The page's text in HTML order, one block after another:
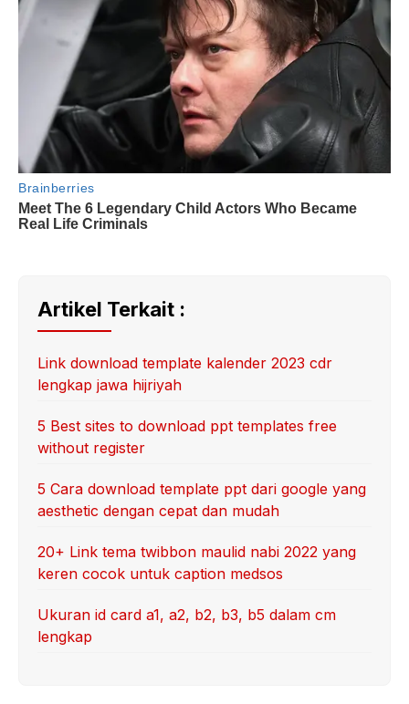
Artikel Terkait :
Link download template kalender 2023 cdr
lengkap jawa hijriyah
5 Best sites to download ppt templates free
without register
5 Cara download template ppt dari google yang
aesthetic dengan cepat dan mudah
20+ Link tema twibbon maulid nabi 2022 yang
keren cocok untuk caption medsos
Ukuran id card a1, a2, b2, b3, b5 dalam cm
lengkap